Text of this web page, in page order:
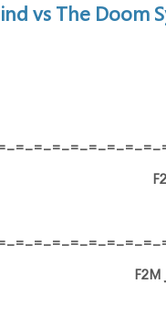
=-=-=-=-=-=-=-
=-=-=-=-=-=-=-